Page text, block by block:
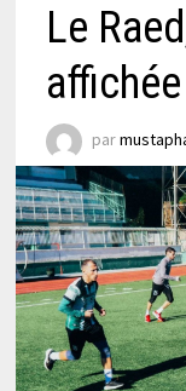
Le
par